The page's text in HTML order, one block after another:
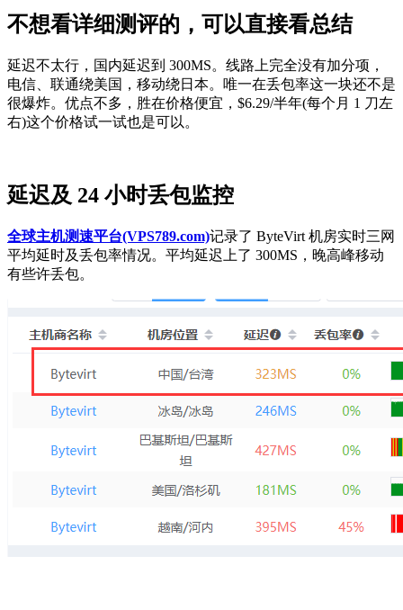
不想看详细测评的，可以直接看总结
延迟不太行，国内延迟到 300MS。线路上完全没有加分项，
电信、联通绕美国，移动绕日本。唯一在丢包率这一块还不是
很爆炸。优点不多，胜在价格便宜，$6.29/半年(每个月 1 刀左
右)这个价格试一试也是可以。
延迟及 24 小时丢包监控
全球主机测速平台(VPS789.com)记录了 ByteVirt 机房实时三网
平均延时及丢包率情况。平均延迟上了 300MS，晚高峰移动
有些许丢包。